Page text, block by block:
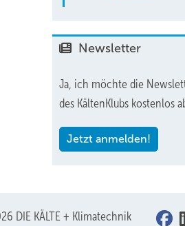
Newsletter
Ja, ich möchte die
des KältenKlubs kostenlos
Jetzt anmelden!
DIE KÄLTE + Klimatechnik